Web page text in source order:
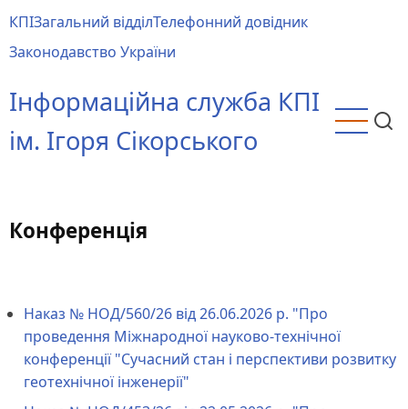
до
основного
КПІЗагальний відділТелефонний довідник
Законодавство України
Інформаційна служба КПІ
ім. Ігоря Сікорського
Конференція
Наказ № НОД/560/26 від 26.06.2026 р. "Про
проведення Міжнародної науково-технічної
конференції "Сучасний стан і перспективи розвитку
геотехнічної інженерії"